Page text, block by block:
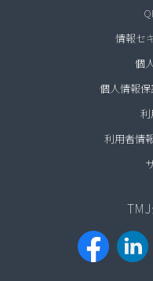
情報セ
個
個人情報
利
利用者情